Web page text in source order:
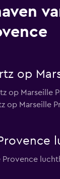
op
op Marseille
Marseille